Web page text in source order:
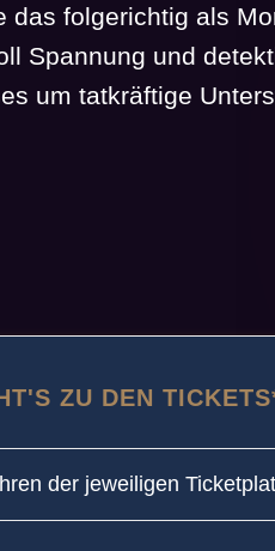
folgerichtig als
Spannung und
um tatkräftige
ZU DEN
der jeweiligen